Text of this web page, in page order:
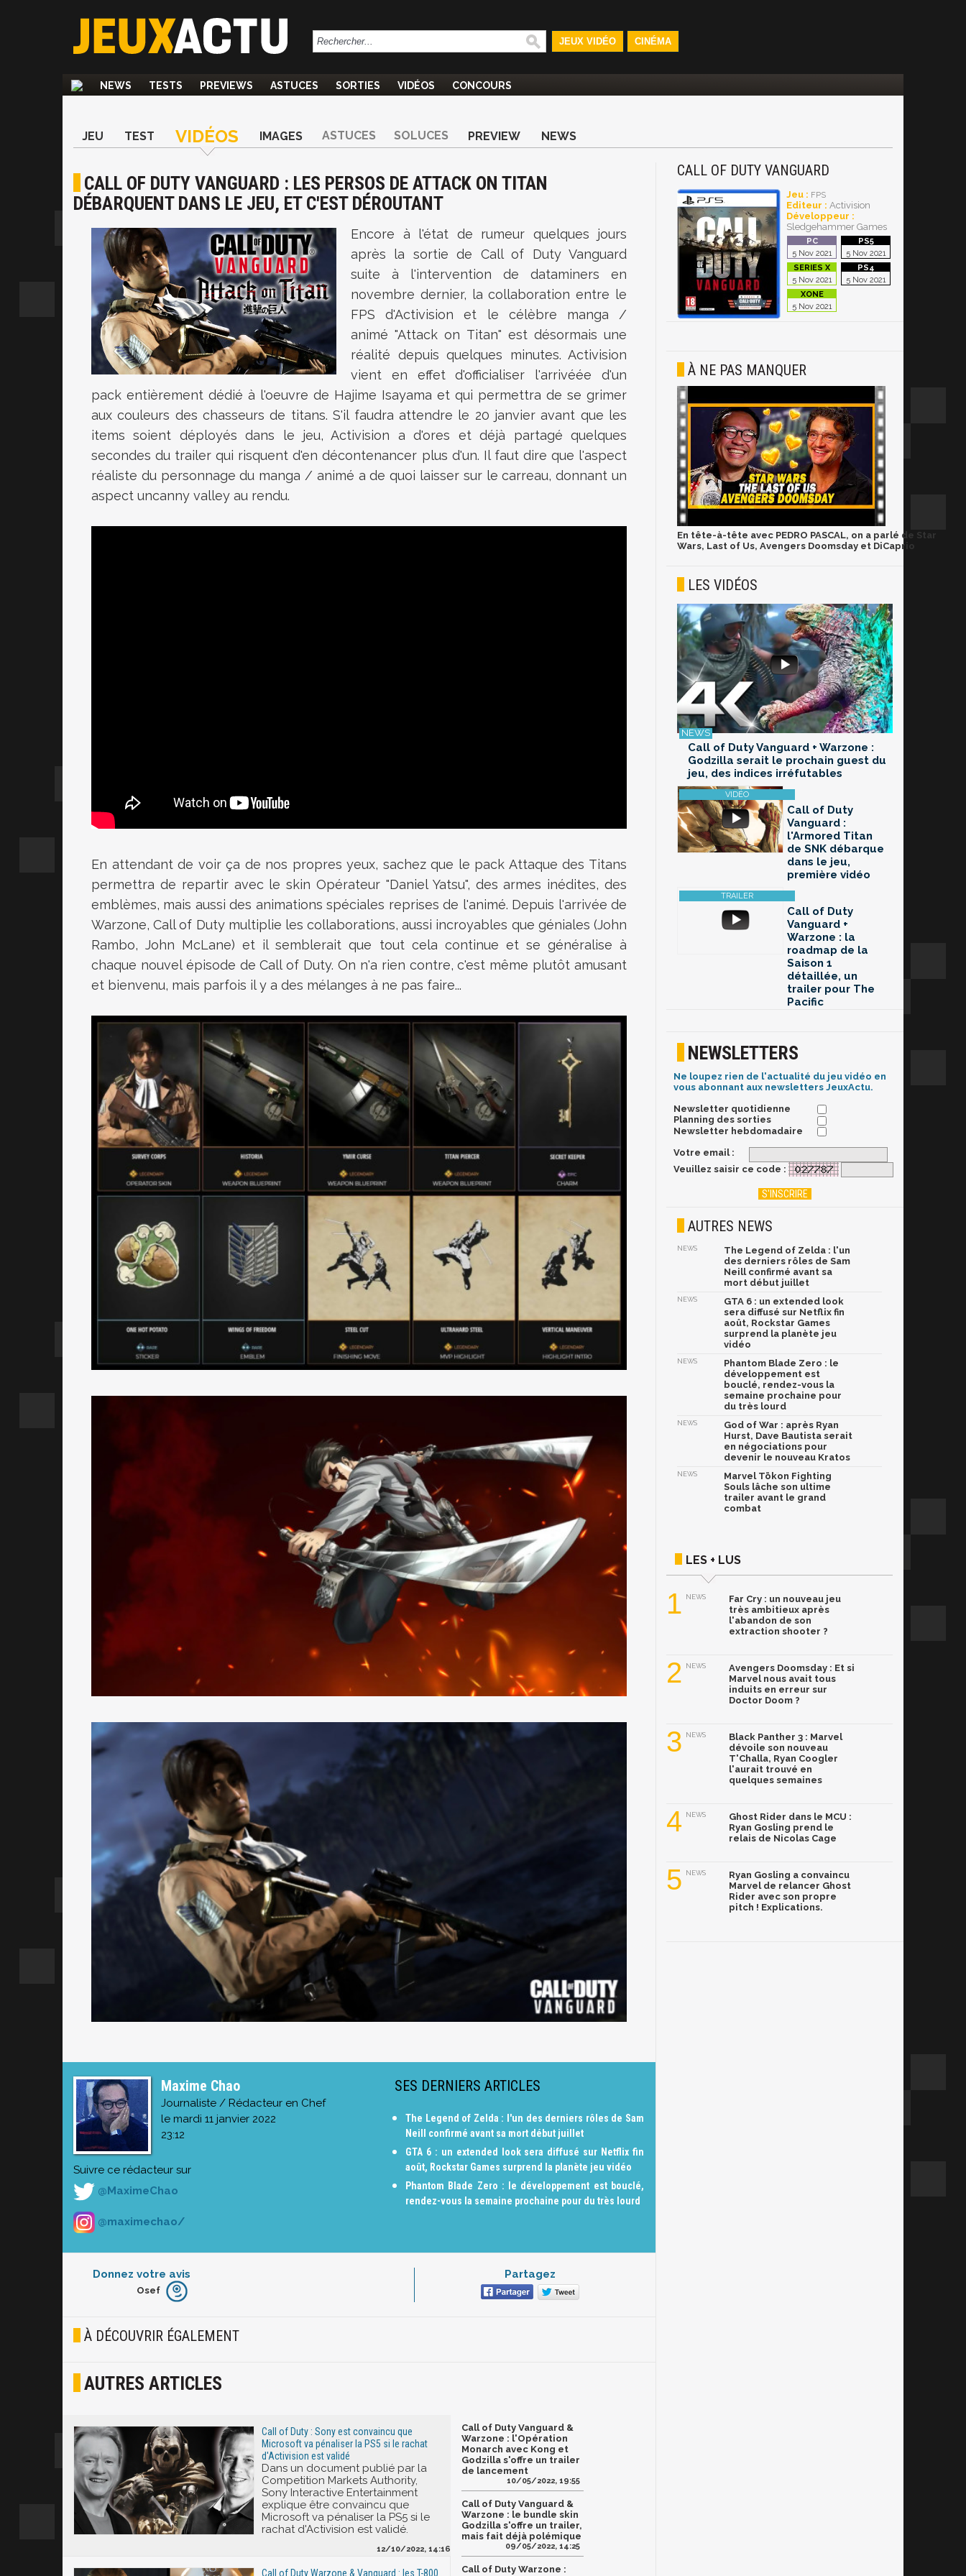
JEUX VIDÉO CINÉMA
NEWS TESTS PREVIEWS ASTUCES SORTIES VIDÉOS CONCOURS
JEU TEST VIDÉOS IMAGES ASTUCES SOLUCES PREVIEW NEWS
CALL OF DUTY VANGUARD : LES PERSOS DE ATTACK ON TITAN
DÉBARQUENT DANS LE JEU, ET C'EST DÉROUTANT
Encore à l'état de rumeur quelques jours
après la sortie de Call of Duty Vanguard
suite à l'intervention de dataminers en
novembre dernier, la collaboration entre le
FPS d'Activision et le célèbre manga /
animé "Attack on Titan" est désormais une
réalité depuis quelques minutes. Activision
vient en effet d'officialiser l'arrivéée d'un
pack entièrement dédié à l'oeuvre de Hajime Isayama et qui permettra de se grimer
aux couleurs des chasseurs de titans. S'il faudra attendre le 20 janvier avant que les
items soient déployés dans le jeu, Activision a d'ores et déjà partagé quelques
secondes du trailer qui risquent d'en décontenancer plus d'un. Il faut dire que l'aspect
réaliste du personnage du manga / animé a de quoi laisser sur le carreau, donnant un
aspect uncanny valley au rendu.
En attendant de voir ça de nos propres yeux, sachez que le pack Attaque des Titans
permettra de repartir avec le skin Opérateur "Daniel Yatsu", des armes inédites, des
emblèmes, mais aussi des animations spéciales reprises de l'animé. Depuis l'arrivée de
Warzone, Call of Duty multiplie les collaborations, aussi incroyables que géniales (John
Rambo, John McLane) et il semblerait que tout cela continue et se généralise à
chaque nouvel épisode de Call of Duty. On n'a rien contre, c'est même plutôt amusant
et bienvenu, mais parfois il y a des mélanges à ne pas faire...
Maxime Chao
Journaliste / Rédacteur en Chef
le mardi 11 janvier 2022
23:12
Suivre ce rédacteur sur
@MaximeChao
@maximechao/
SES DERNIERS ARTICLES
The Legend of Zelda : l'un des derniers rôles de Sam
Neill confirmé avant sa mort début juillet
GTA 6 : un extended look sera diffusé sur Netflix fin
août, Rockstar Games surprend la planète jeu vidéo
Phantom Blade Zero : le développement est bouclé,
rendez-vous la semaine prochaine pour du très lourd
Donnez votre avis
Furieux
Joyeux
Osef
Partagez
À DÉCOUVRIR ÉGALEMENT
AUTRES ARTICLES
Call of Duty : Sony est convaincu que
Microsoft va pénaliser la PS5 si le rachat
d'Activision est validé
Dans un document publié par la
Competition Markets Authority,
Sony Interactive Entertainment
explique être convaincu que
Microsoft va pénaliser la PS5 si le
rachat d'Activision est validé.
12/10/2022, 14:16
Call of Duty Warzone & Vanguard : les T-800
Call of Duty Vanguard &
Warzone : l'Opération
Monarch avec Kong et
Godzilla s'offre un trailer
de lancement
10/05/2022, 19:55
Call of Duty Vanguard &
Warzone : le bundle skin
Godzilla s'offre un trailer,
mais fait déjà polémique
09/05/2022, 14:25
Call of Duty Warzone :
CALL OF DUTY VANGUARD
Jeu : FPS
Editeur : Activision
Développeur :
Sledgehammer Games
5 Nov 2021 5 Nov 2021
5 Nov 2021 5 Nov 2021
5 Nov 2021
À NE PAS MANQUER
En tête-à-tête avec PEDRO PASCAL, on a parlé de Star
Wars, Last of Us, Avengers Doomsday et DiCaprio
LES VIDÉOS
Call of Duty Vanguard + Warzone :
Godzilla serait le prochain guest du
jeu, des indices irréfutables
Call of Duty
Vanguard :
l'Armored Titan
de SNK débarque
dans le jeu,
première vidéo
Call of Duty
Vanguard +
Warzone : la
roadmap de la
Saison 1
détaillée, un
trailer pour The
Pacific
NEWSLETTERS
Ne loupez rien de l'actualité du jeu vidéo en
vous abonnant aux newsletters JeuxActu.
Newsletter quotidienne
Planning des sorties
Newsletter hebdomadaire
Votre email :
Veuillez saisir ce code :
AUTRES NEWS
NEWS
The Legend of Zelda : l'un
des derniers rôles de Sam
Neill confirmé avant sa
mort début juillet
NEWS
GTA 6 : un extended look
sera diffusé sur Netflix fin
août, Rockstar Games
surprend la planète jeu
vidéo
NEWS
Phantom Blade Zero : le
développement est
bouclé, rendez-vous la
semaine prochaine pour
du très lourd
NEWS
God of War : après Ryan
Hurst, Dave Bautista serait
en négociations pour
devenir le nouveau Kratos
NEWS
Marvel Tōkon Fighting
Souls lâche son ultime
trailer avant le grand
combat
LES + LUS
1 NEWS
Far Cry : un nouveau jeu
très ambitieux après
l'abandon de son
extraction shooter ?
2 NEWS
Avengers Doomsday : Et si
Marvel nous avait tous
induits en erreur sur
Doctor Doom ?
3 NEWS
Black Panther 3 : Marvel
dévoile son nouveau
T'Challa, Ryan Coogler
l'aurait trouvé en
quelques semaines
4 NEWS
Ghost Rider dans le MCU :
Ryan Gosling prend le
relais de Nicolas Cage
5 NEWS
Ryan Gosling a convaincu
Marvel de relancer Ghost
Rider avec son propre
pitch ! Explications.